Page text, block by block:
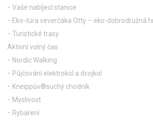
Vaše nabíjecí stanice
Eko-túra veverčáka Otty – eko-dobrodružná
Turistické trasy
Aktivní volný čas
Nordic Walking
Půjčování elektrokol a dvojkol
Kneippův®suchý chodník
Myslivost
Rybaření